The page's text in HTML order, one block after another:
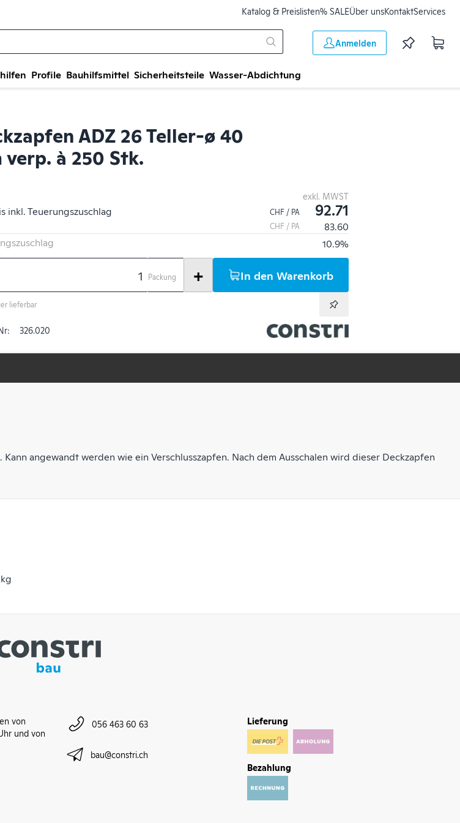
Katalog & Preislisten% SALEÜber unsKontaktServices
Anmelden
Profile Bauhilfsmittel Sicherheitsteile Wasser-Abdichtung
ADZ 26 Teller-ø 40
verp. à 250 Stk.
exkl. MWST
inkl. Teuerungszuschlag CHF / PA 92.71
CHF / PA
83.60
10.9%
Packung + In den Warenkorb
lieferbar
326.020
angewandt werden wie ein Verschlusszapfen. Nach dem Ausschalen wird dieser Deckzapfen
von
und von
056 463 60 63
bau@constri.ch
Lieferung
Bezahlung